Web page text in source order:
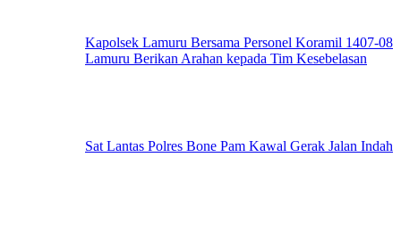
Kapolsek Lamuru Bersama Personel Koramil 1407-08
Lamuru Berikan Arahan kepada Tim Kesebelasan
Sat Lantas Polres Bone Pam Kawal Gerak Jalan Indah